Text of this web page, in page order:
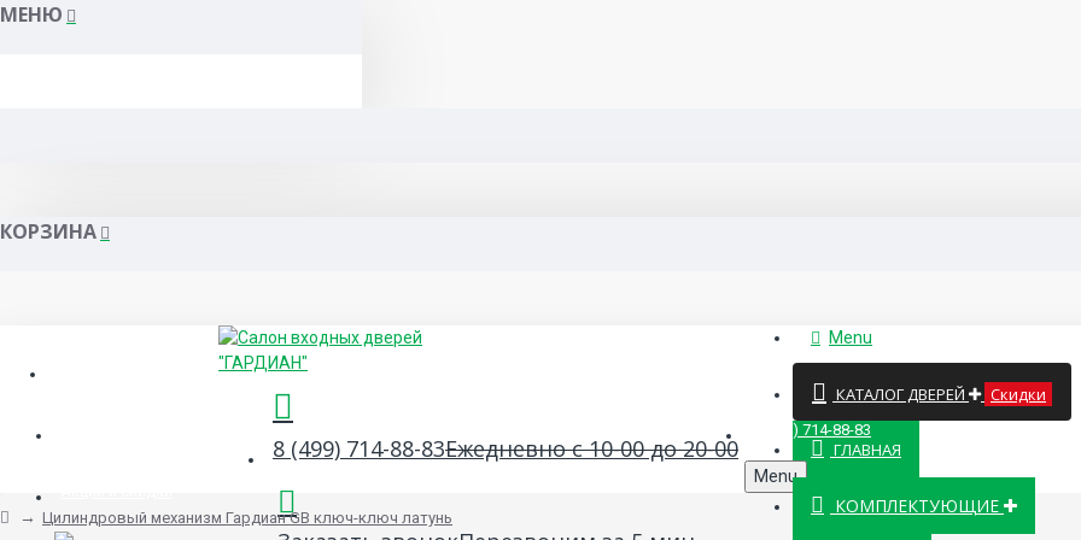
МЕНЮ
КОРЗИНА
8 (499) 714-88-83Ежедневно с 10-00 до 20-00
Menu
КАТАЛОГ ДВЕРЕЙ Скидки
ГЛАВНАЯ
КОМПЛЕКТУЮЩИЕ
8 (499) 714-88-83
Menu
Цилиндровый механизм Гардиан GB ключ-ключ латунь